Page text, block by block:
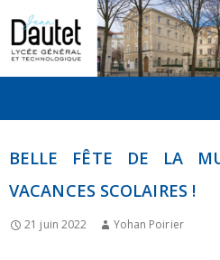
CONTENU
BELLE FÊTE DE LA
VACANCES SCOLAIRES !
21 juin 2022 Yohan Poirier